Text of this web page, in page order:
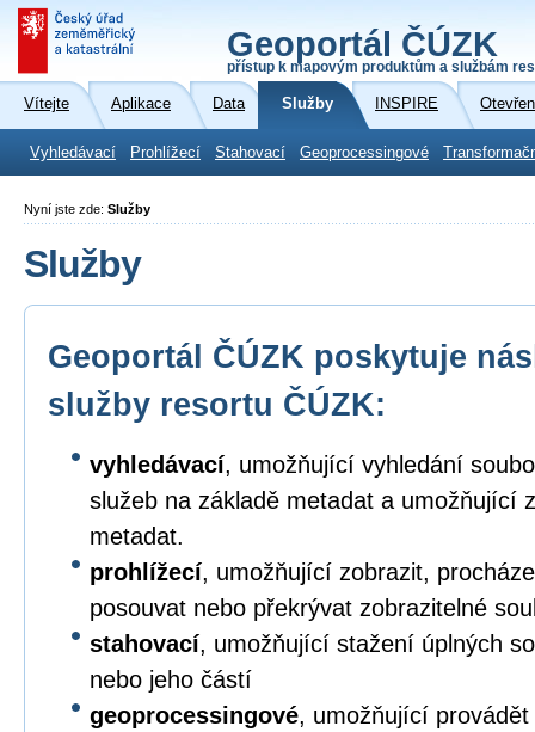
Geoportál ČÚZK
přístup k mapovým produktům a službám
Vítejte Aplikace Data Služby INSPIRE
Vyhledávací Prohlížecí Stahovací Geoprocessingové
Nyní jste zde: Služby
Služby
Geoportál ČÚZK poskytuje
služby resortu ČÚZK:
vyhledávací, umožňující vyhledání
služeb na základě metadat a umožňující
metadat.
prohlížecí, umožňující zobrazit,
posouvat nebo překrývat zobrazitelné
stahovací, umožňující stažení úplných
nebo jeho částí
geoprocessingové, umožňující